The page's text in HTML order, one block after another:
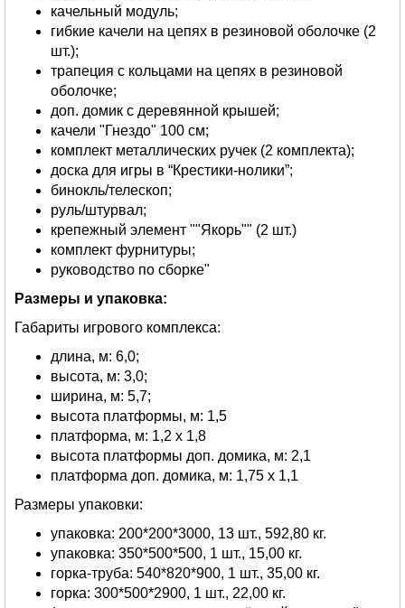
качельный модуль;
гибкие качели на цепях в резиновой оболочке (2
шт.);
трапеция с кольцами на цепях в резиновой
оболочке;
доп. домик с деревянной крышей;
качели "Гнездо" 100 см;
комплект металлических ручек (2 комплекта);
доска для игры в “Крестики-нолики”;
бинокль/телескоп;
руль/штурвал;
крепежный элемент ""Якорь"" (2 шт.)
комплект фурнитуры;
руководство по сборке"
Размеры и упаковка:
Габариты игрового комплекса:
длина, м: 6,0;
высота, м: 3,0;
ширина, м: 5,7;
высота платформы, м: 1,5
платформа, м: 1,2 х 1,8
высота платформы доп. домика, м: 2,1
платформа доп. домика, м: 1,75 х 1,1
Размеры упаковки:
упаковка: 200*200*3000, 13 шт., 592,80 кг.
упаковка: 350*500*500, 1 шт., 15,00 кг.
горка-труба: 540*820*900, 1 шт., 35,00 кг.
горка: 300*500*2900, 1 шт., 22,00 кг.